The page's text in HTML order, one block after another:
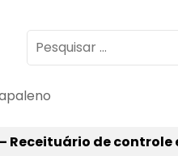
Pesquisar
por:
Receituário de controle